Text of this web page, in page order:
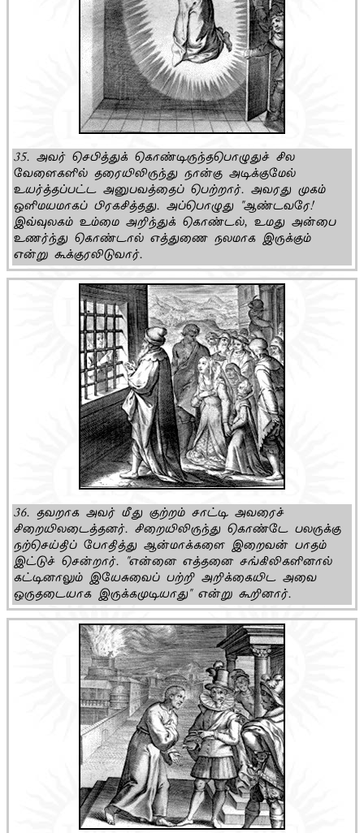
35. அவர் செபித்துக் கொண்டிருந்தபொழுதுச் சில
வேளைகளில் தரையிலிருந்து நான்கு அடிக்குமேல்
உயர்த்தப்பட்ட அனுபவத்தைப் பெற்றார். அவரது முகம்
ஒளிமயமாகப் பிரகசித்தது. அப்பொழுது "ஆண்டவரே!
இவ்வுலகம் உம்மை அறிந்துக் கொண்டல், உமது அன்பை
உணர்ந்து கொண்டால் எத்துணை நலமாக இருக்கும்
என்று கூக்குரலிடுவார்.
36. தவறாக அவர் மீது குற்றம் சாட்டி அவரைச்
சிறையிலடைத்தனர். சிறையிலிருந்து கொண்டே பலருக்கு
நற்செய்திப் போதித்து ஆன்மாக்களை இறைவன் பாதம்
இட்டுச் சென்றார். "என்னை எத்தனை சங்கிலிகளினால்
கட்டினாலும் இயேசுவைப் பற்றி அறிக்கையிட அவை
ஒருதடையாக இருக்கமுடியாது" என்று கூறினார்.